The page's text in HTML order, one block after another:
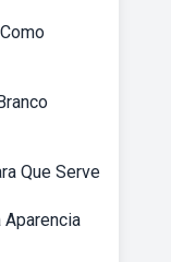
Que Serve
Aparencia